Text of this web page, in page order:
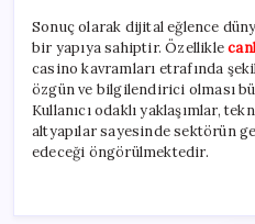
Sonuç olarak dijital eğlence
bir yapıya sahiptir. Özellikle
casino kavramları etrafında
özgün ve bilgilendirici olması
Kullanıcı odaklı yaklaşımlar,
altyapılar sayesinde sektörün
edeceği öngörülmektedir.